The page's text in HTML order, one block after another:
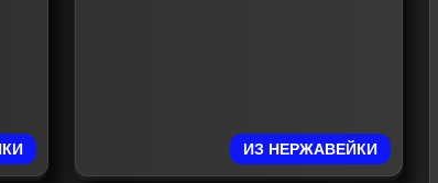
ИЗ НЕРЖАВЕЙКИ